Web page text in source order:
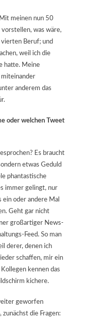
meinen nun 50
was wäre,
Beruf; und
weil ich die
hatte. Meine
miteinander
anderem das
oder welchen Tweet
Es braucht
etwas Geduld
phantastische
immer gelingt, nur
ein oder andere Mal
Geht gar nicht
großartiger News-
Feed. So man
derer, denen ich
schaffen, mir ein
kennen das
kichere.
geworfen
zunächst die Fragen: